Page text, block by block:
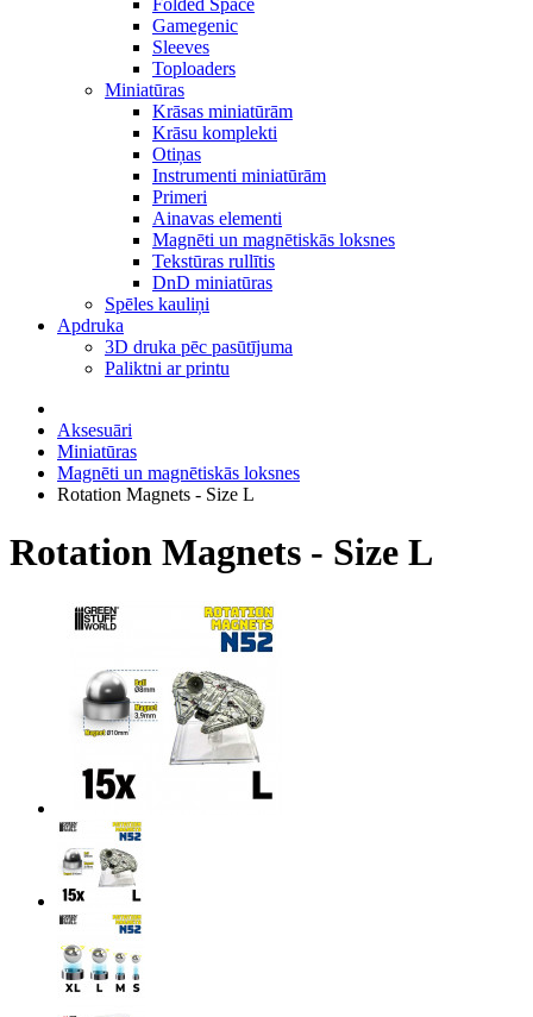
Folded Space
Gamegenic
Sleeves
Toploaders
Miniatūras
Krāsas miniatūrām
Krāsu komplekti
Otiņas
Instrumenti miniatūrām
Primeri
Ainavas elementi
Magnēti un magnētiskās loksnes
Tekstūras rullītis
DnD miniatūras
Spēles kauliņi
Apdruka
3D druka pēc pasūtījuma
Paliktni ar printu
Aksesuāri
Miniatūras
Magnēti un magnētiskās loksnes
Rotation Magnets - Size L
Rotation Magnets - Size L